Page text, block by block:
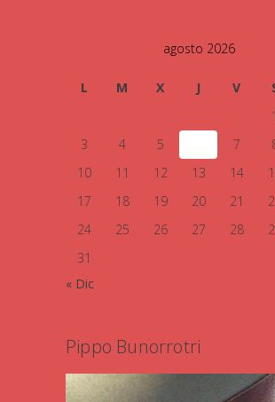
agosto 2026
L M X J V
1
3
4 5 7
10
11 12 13 14
17
18 19 20 21
24
25 26 27 28
31
« Dic
Pippo Bunorrotri